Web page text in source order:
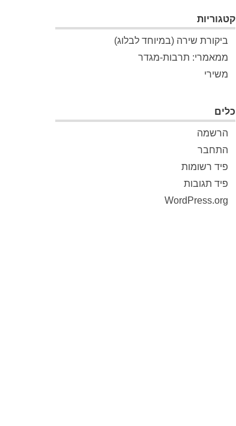
קטגוריות
ביקורת שירה (במיוחד לבלוג)
ממאמרי: תרבות-מגדר
משירי
כלים
הרשמה
התחבר
פיד רשומות
פיד תגובות
WordPress.org